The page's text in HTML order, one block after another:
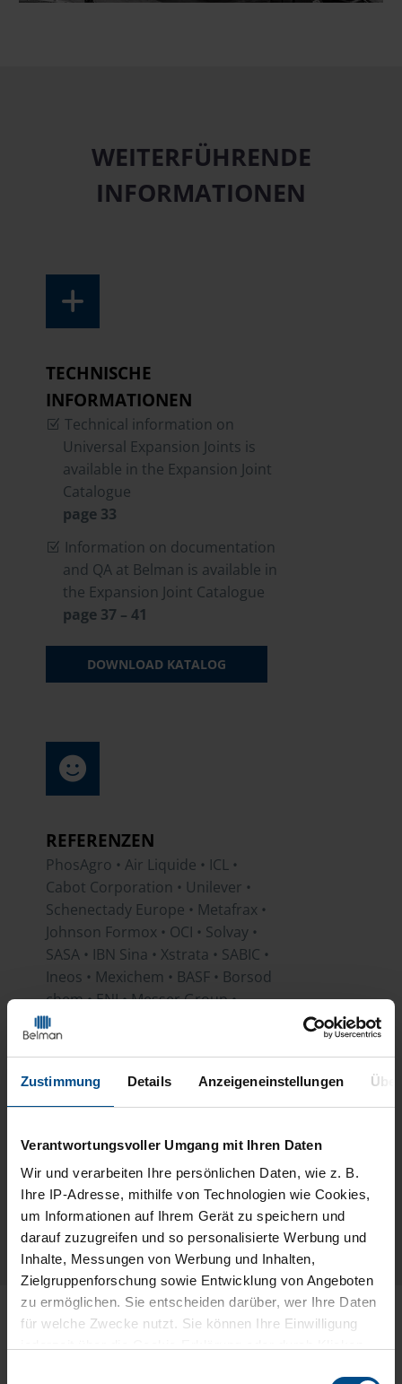
Zustimmung Details Anzeigeneinstellungen
Verantwortungsvoller Umgang mit Ihren Daten
Wir und verarbeiten Ihre persönlichen Daten, wie z. B.
Ihre IP-Adresse, mithilfe von Technologien wie Cookies,
um Informationen auf Ihrem Gerät zu speichern und
darauf zuzugreifen und so personalisierte Werbung und
Inhalte, Messungen von Werbung und Inhalten,
Zielgruppenforschung sowie Entwicklung von Angeboten
zu ermöglichen. Sie entscheiden darüber, wer Ihre Daten
für welche Zwecke nutzt. Sie können Ihre Einwilligung
WEITERFÜHRENDE
INFORMATIONEN
TECHNISCHE
INFORMATIONEN
Technical information on
Universal Expansion Joints is
available in the Expansion Joint
Catalogue
page 33
Information on documentation
and QA at Belman is available in
the Expansion Joint Catalogue
page 37 – 41
DOWNLOAD KATALOG
REFERENZEN
PhosAgro • Air Liquide • ICL •
Cabot Corporation • Unilever •
Schenectady Europe • Metafrax •
Johnson Formox • OCI • Solvay •
SASA • IBN Sina • Xstrata • SABIC •
Ineos • Mexichem • BASF • Borsod
chem • ENI • Messer Group •
Croda • Nouryon • Swecem • SILA •
Dow • CF Fertilizers • SSAB •
FMI Process • Dovechem • Masisa •
Norcarb • Adama • Sasol • SIBUR •
Celanese • KGHM • Aurubis • Pfizer
WEITERE REFERENZEN ANSEHEN